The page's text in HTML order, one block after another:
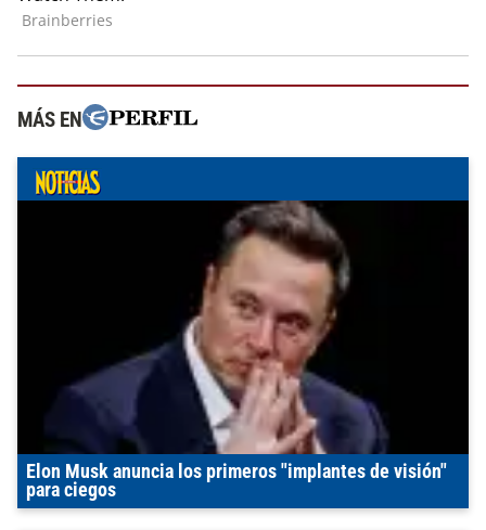
MÁS EN
Elon Musk anuncia los primeros "implantes de visión"
para ciegos